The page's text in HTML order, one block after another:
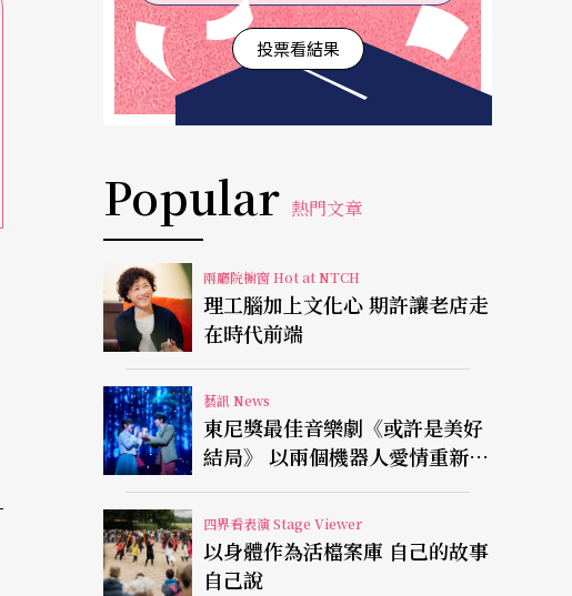
投票看結果
Popular 熱門文章
兩廳院櫥窗 Hot at NTCH
理工腦加上文化心 期許讓老店走
在時代前端
藝訊 News
東尼獎最佳音樂劇《或許是美好
結局》 以兩個機器人愛情重新凝
視有限人生
四界看表演 Stage Viewer
以身體作為活檔案庫 自己的故事
自己說